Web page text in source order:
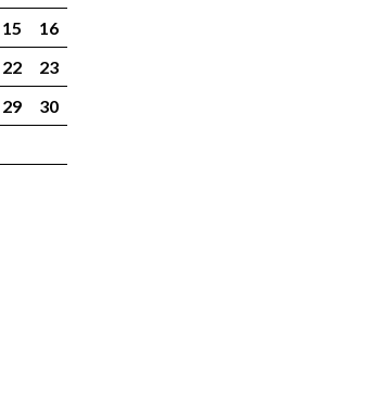
15
16
22
23
29
30